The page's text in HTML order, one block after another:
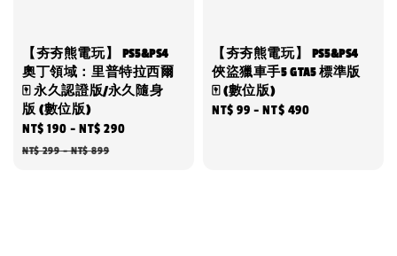
【夯夯熊電玩】 PS5&PS4
奧丁領域：里普特拉西爾
🀄 永久認證版/永久隨身
版 (數位版)
Sale
price
NT$ 190 -NT$ 290
NT$ 299-NT$ 899
【夯夯熊電玩】 PS5&PS4
俠盜獵車手5 GTA5 標準版
🀄 (數位版)
Regular
NT$ 99 -NT$ 490